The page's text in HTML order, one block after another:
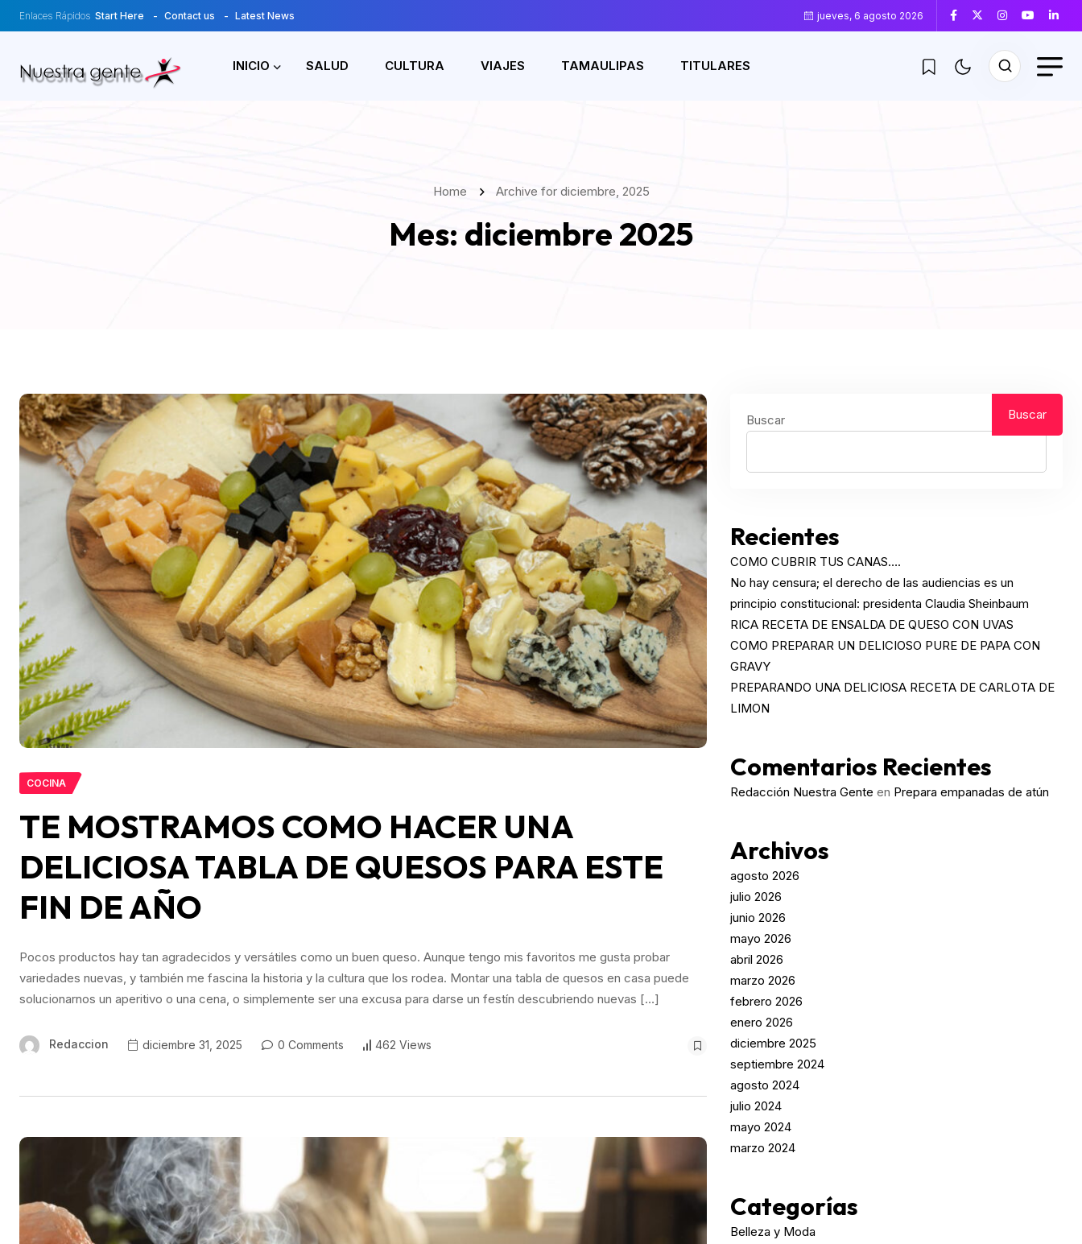
Enlaces Rápidos Start Here Contact us Latest News jueves, 6 agosto 2026
INICIO SALUD CULTURA VIAJES TAMAULIPAS TITULARES
Home Archive for diciembre, 2025
Mes: diciembre 2025
COCINA
TE MOSTRAMOS COMO HACER UNA
DELICIOSA TABLA DE QUESOS PARA ESTE
FIN DE AÑO
Pocos productos hay tan agradecidos y versátiles como un buen queso. Aunque tengo mis favoritos me gusta probar
variedades nuevas, y también me fascina la historia y la cultura que los rodea. Montar una tabla de quesos en casa puede
solucionarnos un aperitivo o una cena, o simplemente ser una excusa para darse un festín descubriendo nuevas […]
Redaccion diciembre 31, 2025 0 Comments 462 Views
Buscar Buscar
Recientes
COMO CUBRIR TUS CANAS….
No hay censura; el derecho de las audiencias es un
principio constitucional: presidenta Claudia Sheinbaum
RICA RECETA DE ENSALDA DE QUESO CON UVAS
COMO PREPARAR UN DELICIOSO PURE DE PAPA CON
GRAVY
PREPARANDO UNA DELICIOSA RECETA DE CARLOTA DE
LIMON
Comentarios Recientes
Redacción Nuestra Gente en Prepara empanadas de atún
Archivos
agosto 2026
julio 2026
junio 2026
mayo 2026
abril 2026
marzo 2026
febrero 2026
enero 2026
diciembre 2025
septiembre 2024
agosto 2024
julio 2024
mayo 2024
marzo 2024
Categorías
Belleza y Moda